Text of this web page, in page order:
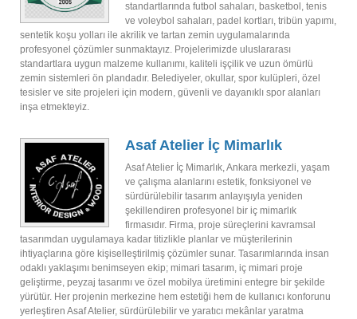
standartlarında futbol sahaları, basketbol, tenis
ve voleybol sahaları, padel kortları, tribün yapımı,
sentetik koşu yolları ile akrilik ve tartan zemin uygulamalarında
profesyonel çözümler sunmaktayız. Projelerimizde uluslararası
standartlara uygun malzeme kullanımı, kaliteli işçilik ve uzun ömürlü
zemin sistemleri ön plandadır. Belediyeler, okullar, spor kulüpleri, özel
tesisler ve site projeleri için modern, güvenli ve dayanıklı spor alanları
inşa etmekteyiz.
Asaf Atelier İç Mimarlık
Asaf Atelier İç Mimarlık, Ankara merkezli, yaşam
ve çalışma alanlarını estetik, fonksiyonel ve
sürdürülebilir tasarım anlayışıyla yeniden
şekillendiren profesyonel bir iç mimarlık
firmasıdır. Firma, proje süreçlerini kavramsal
tasarımdan uygulamaya kadar titizlikle planlar ve müşterilerinin
ihtiyaçlarına göre kişiselleştirilmiş çözümler sunar. Tasarımlarında insan
odaklı yaklaşımı benimseyen ekip; mimari tasarım, iç mimari proje
geliştirme, peyzaj tasarımı ve özel mobilya üretimini entegre bir şekilde
yürütür. Her projenin merkezine hem estetiği hem de kullanıcı konforunu
yerleştiren Asaf Atelier, sürdürülebilir ve yaratıcı mekânlar yaratma